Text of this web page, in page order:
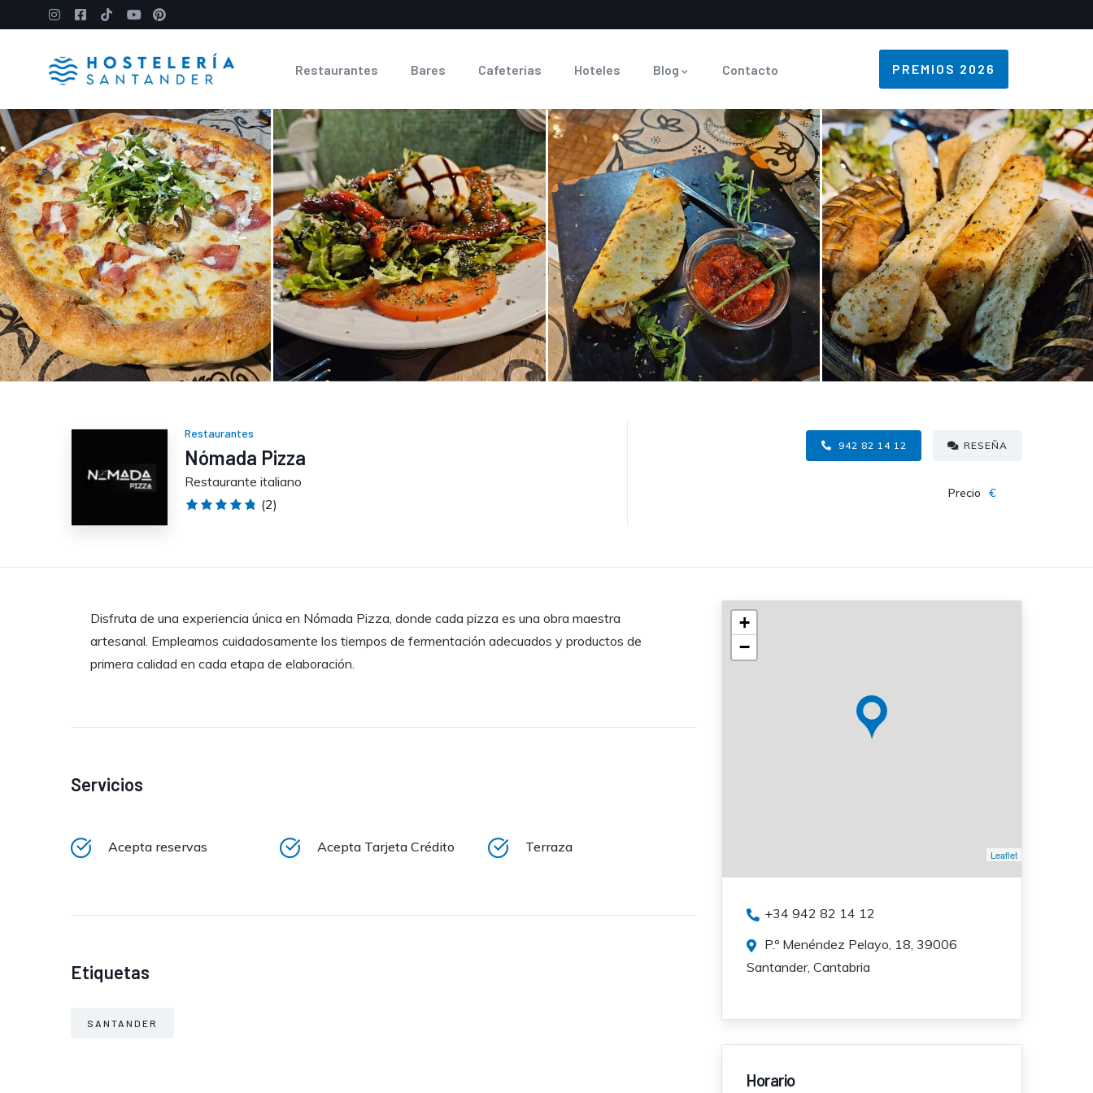
Restaurantes Bares Cafeterías Hoteles Blog Contacto PREMIOS 2026
Restaurantes
Nómada Pizza
Restaurante italiano
(2)
942 82 14 12 RESEÑA
Precio €
Disfruta de una experiencia única en Nómada Pizza, donde cada pizza es una obra maestra
artesanal. Empleamos cuidadosamente los tiempos de fermentación adecuados y productos de
primera calidad en cada etapa de elaboración.
Servicios
Acepta reservas Acepta Tarjeta Crédito Terraza
Etiquetas
SANTANDER
+
−
Leaflet
+34 942 82 14 12
P.º Menéndez Pelayo, 18, 39006
Santander, Cantabria
Horario